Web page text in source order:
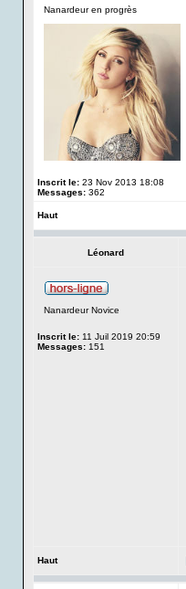
Nanardeur en progrès
Inscrit le: 23 Nov 2013 18:08
Messages: 362
Haut
Léonard
Nanardeur Novice
Inscrit le: 11 Juil 2019 20:59
Messages: 151
Haut